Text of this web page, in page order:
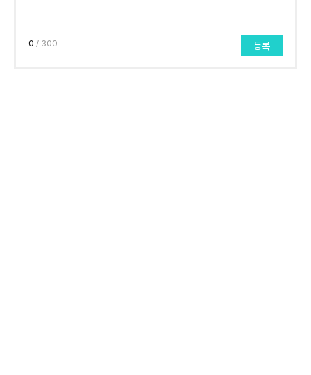
0 / 300 등록